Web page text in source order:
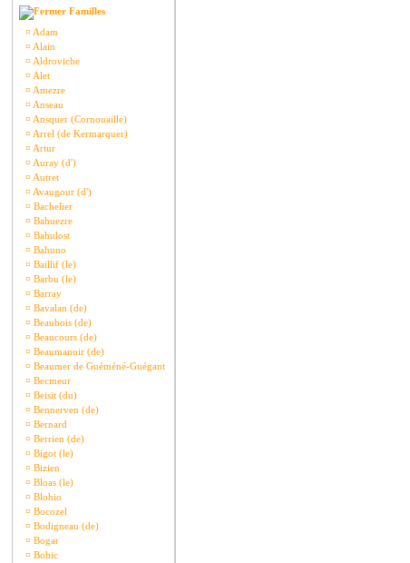
Familles
¤ Adam
¤ Alain
¤ Aldroviche
¤ Alet
¤ Amezre
¤ Anseau
¤ Ansquer (Cornouaille)
¤ Arrel (de Kermarquer)
¤ Artur
¤ Auray (d')
¤ Autret
¤ Avaugour (d')
¤ Bachelier
¤ Bahuezre
¤ Bahulost
¤ Bahuno
¤ Baillif (le)
¤ Barbu (le)
¤ Barray
¤ Bavalan (de)
¤ Beaubois (de)
¤ Beaucours (de)
¤ Beaumanoir (de)
¤ Beaumer de Guéméné-Guégant
¤ Becmeur
¤ Beisit (du)
¤ Bennerven (de)
¤ Bernard
¤ Berrien (de)
¤ Bigot (le)
¤ Bizien
¤ Bloas (le)
¤ Blohio
¤ Bocozel
¤ Bodigneau (de)
¤ Bogar
¤ Bohic